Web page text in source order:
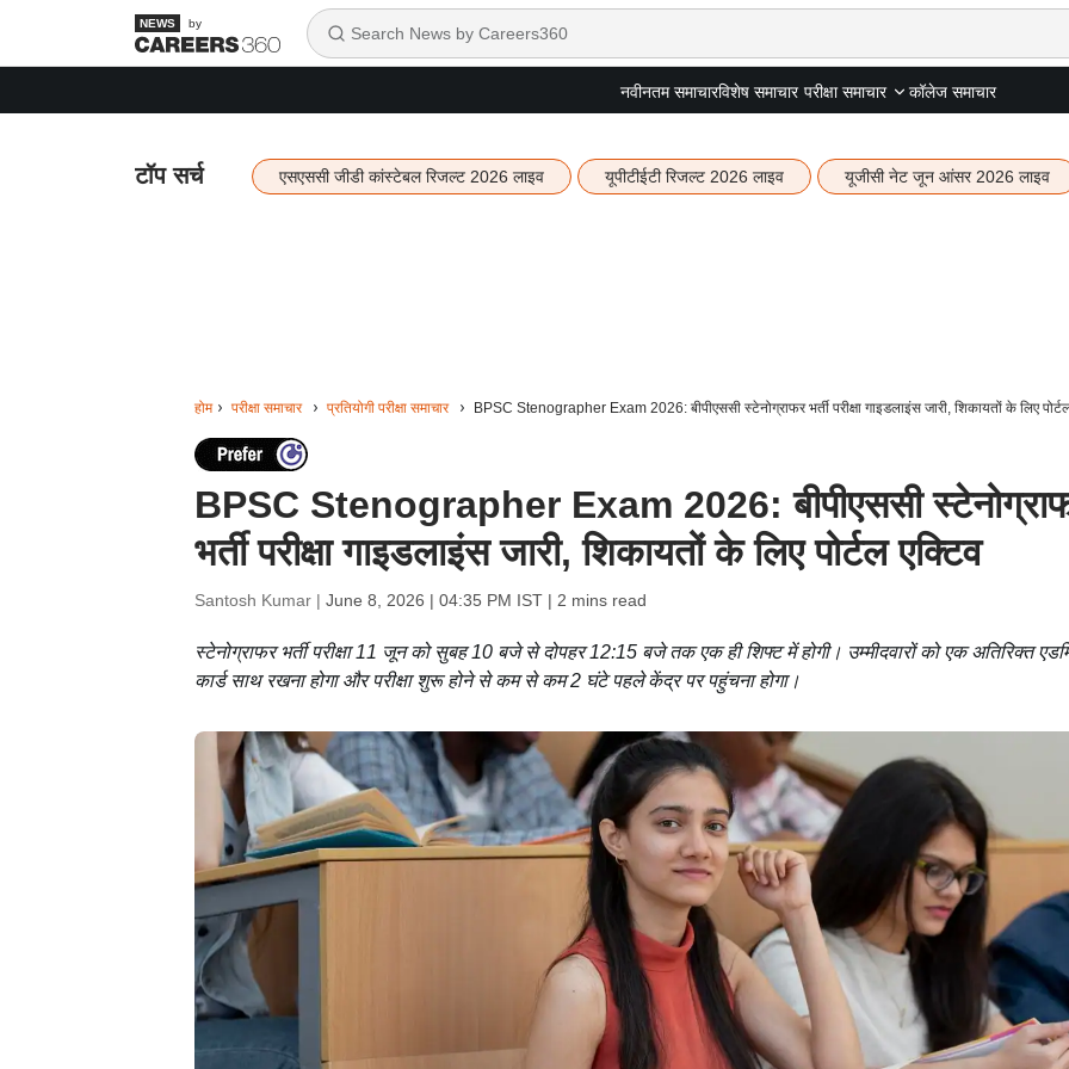
by
नवीनतम समाचारविशेष समाचार परीक्षा समाचार कॉलेज समाचार
टॉप सर्च एसएससी जीडी कांस्टेबल रिजल्ट 2026 लाइव यूपीटीईटी रिजल्ट 2026 लाइव यूजीसी नेट जून आंसर 2026 लाइव
होम परीक्षा समाचार प्रतियोगी परीक्षा समाचार BPSC Stenographer Exam 2026: बीपीएससी स्टेनोग्राफर भर्ती परीक्षा गाइडलाइंस जारी, शिकायतों के लिए
BPSC Stenographer Exam 2026: बीपीएससी
भर्ती परीक्षा गाइडलाइंस जारी, शिकायतों के लिए पोर्टल एक्टिव
Santosh Kumar | June 8, 2026 | 04:35 PM IST| 2 mins read
स्टेनोग्राफर भर्ती परीक्षा 11 जून को सुबह 10 बजे से दोपहर 12:15 बजे तक एक ही शिफ्ट में होगी। उम्मीदवारों को एक अतिरिक्त
कार्ड साथ रखना होगा और परीक्षा शुरू होने से कम से कम 2 घंटे पहले केंद्र पर पहुंचना होगा।